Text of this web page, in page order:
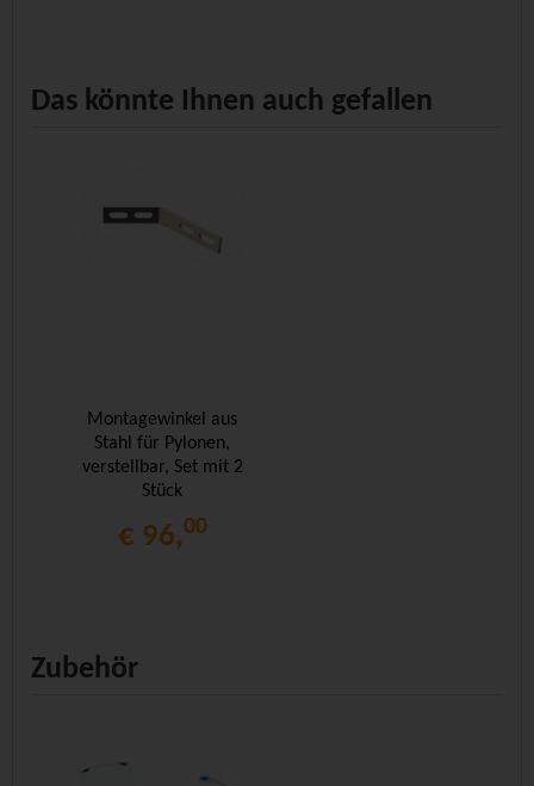
Das könnte Ihnen auch gefallen
Montagewinkel aus
Stahl für Pylonen,
verstellbar, Set mit 2
Stück
€ 96,00
Zubehör